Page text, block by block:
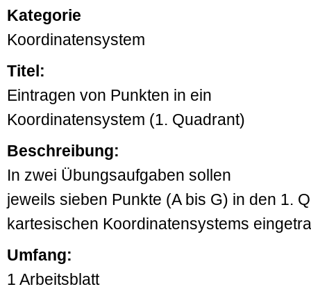
Kategorie
Koordinatensystem
Titel:
Eintragen von Punkten in ein
Koordinatensystem (1. Quadrant)
Beschreibung:
In zwei Übungsaufgaben sollen
jeweils sieben Punkte (A bis G) in den 1.
kartesischen Koordinatensystems
Umfang:
1 Arbeitsblatt